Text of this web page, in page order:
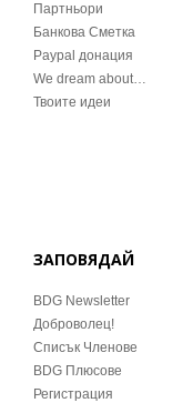
Партньори
Банкова Сметка
Paypal донация
We dream about…
Твоите идеи
ЗАПОВЯДАЙ
BDG Newsletter
Доброволец!
Списък Членове
BDG Плюсове
Регистрация